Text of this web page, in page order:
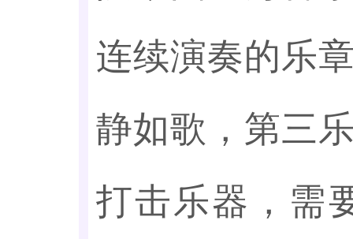
连续演奏的乐
静如歌，第三
打击乐器，需